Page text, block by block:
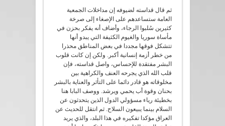
ثم قال قداسته لضيوفه إن مداخلات الجمعية
العامة ستساعدهم على الإصغاء إلى صرخة
كثيرين سُلبوا الرجاء، وأضاف أنه يفكر بحزن في
مأساة سوريا والغيوم الكثيفة التي يبدو أنها
تتشكل فوقها مجددا في بعض المناطق محذرا
من خطر أزمة إنسانية أكبر. ولكن إن كانت قلوب
البشر مفتقدة للإحساس، واصل قداسته، فإن
قلب الله الذي يجرحه العنف والكراهية بين
مخلوقاته هو قادر دائما على التأثر والعناية بالبشر
بحنان وقوة أب يحمي ويرشد. ووصف البابا هنا
بخطيئة رياء مسؤولي الدول الذين يتحدثون عن
السلام بينما يبيعون السلاح. ثم انتقل للحديث عن
العراق مؤكدا تفكيره في هذا البلد، والذي يريد